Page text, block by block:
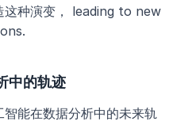
这种演变， leading to new
中的轨迹
能在数据分析中的未来轨